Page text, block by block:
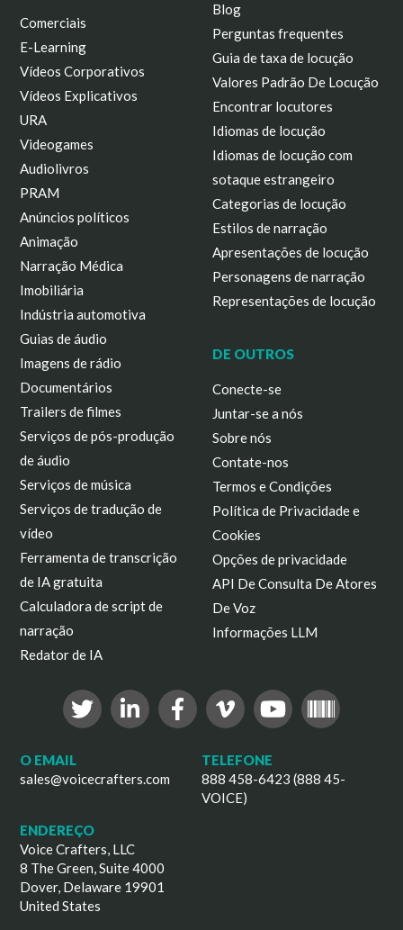
Comerciais
E-Learning
Vídeos Corporativos
Vídeos Explicativos
URA
Videogames
Audiolivros
PRAM
Anúncios políticos
Animação
Narração Médica
Imobiliária
Indústria automotiva
Guias de áudio
Imagens de rádio
Documentários
Trailers de filmes
Serviços de pós-produção
de áudio
Serviços de música
Serviços de tradução de
vídeo
Ferramenta de transcrição
de IA gratuita
Calculadora de script de
narração
Redator de IA
Blog
Perguntas frequentes
Guia de taxa de locução
Valores Padrão De Locução
Encontrar locutores
Idiomas de locução
Idiomas de locução com
sotaque estrangeiro
Categorias de locução
Estilos de narração
Apresentações de locução
Personagens de narração
Representações de locução
DE OUTROS
Conecte-se
Juntar-se a nós
Sobre nós
Contate-nos
Termos e Condições
Política de Privacidade e
Cookies
Opções de privacidade
API De Consulta De Atores
De Voz
Informações LLM
O EMAIL
sales@voicecrafters.com
TELEFONE
888 458-6423 (888 45-
VOICE)
ENDEREÇO
Voice Crafters, LLC
8 The Green, Suite 4000
Dover, Delaware 19901
United States